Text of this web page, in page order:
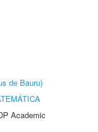
de Bauru)
Academic